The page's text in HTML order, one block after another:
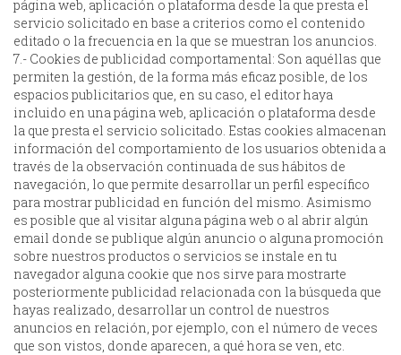
página web, aplicación o plataforma desde la que presta el
servicio solicitado en base a criterios como el contenido
editado o la frecuencia en la que se muestran los anuncios.
7.- Cookies de publicidad comportamental: Son aquéllas que
permiten la gestión, de la forma más eficaz posible, de los
espacios publicitarios que, en su caso, el editor haya
incluido en una página web, aplicación o plataforma desde
la que presta el servicio solicitado. Estas cookies almacenan
información del comportamiento de los usuarios obtenida a
través de la observación continuada de sus hábitos de
navegación, lo que permite desarrollar un perfil específico
para mostrar publicidad en función del mismo. Asimismo
es posible que al visitar alguna página web o al abrir algún
email donde se publique algún anuncio o alguna promoción
sobre nuestros productos o servicios se instale en tu
navegador alguna cookie que nos sirve para mostrarte
posteriormente publicidad relacionada con la búsqueda que
hayas realizado, desarrollar un control de nuestros
anuncios en relación, por ejemplo, con el número de veces
que son vistos, donde aparecen, a qué hora se ven, etc.